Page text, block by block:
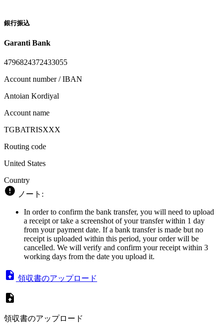
銀行振込
Garanti Bank
4796824372433055
Account number / IBAN
Antoian Kordiyal
Account name
TGBATRISXXX
Routing code
United States
Country
ノート:
In order to confirm the bank transfer, you will need to upload
a receipt or take a screenshot of your transfer within 1 day
from your payment date. If a bank transfer is made but no
receipt is uploaded within this period, your order will be
cancelled. We will verify and confirm your receipt within 3
working days from the date you upload it.
領収書のアップロード
領収書のアップロード